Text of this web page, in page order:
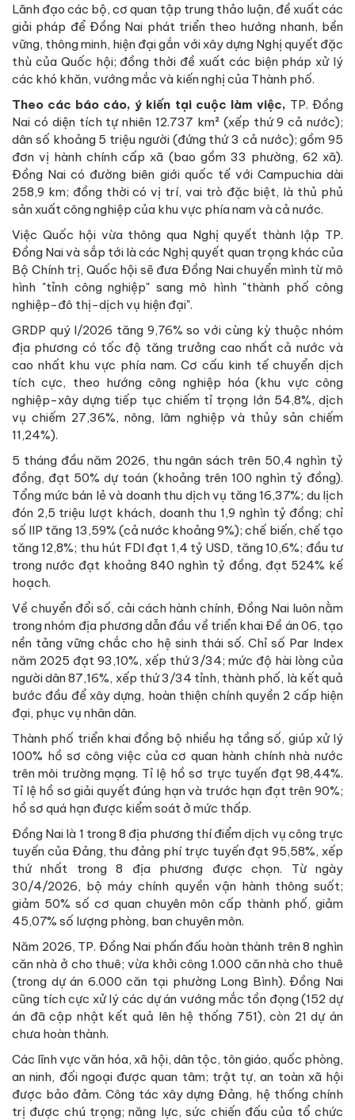
Lãnh đạo các bộ, cơ quan tập trung thảo luận, đề xuất các
giải pháp để Đồng Nai phát triển theo hướng nhanh, bền
vững, thông minh, hiện đại gắn với xây dựng Nghị quyết đặc
thù của Quốc hội; đồng thời đề xuất các biện pháp xử lý
các khó khăn, vướng mắc và kiến nghị của Thành phố.
Theo các báo cáo, ý kiến tại cuộc làm việc, TP. Đồng
Nai có diện tích tự nhiên 12.737 km² (xếp thứ 9 cả nước);
dân số khoảng 5 triệu người (đứng thứ 3 cả nước); gồm 95
đơn vị hành chính cấp xã (bao gồm 33 phường, 62 xã).
Đồng Nai có đường biên giới quốc tế với Campuchia dài
258,9 km; đồng thời có vị trí, vai trò đặc biệt, là thủ phủ
sản xuất công nghiệp của khu vực phía nam và cả nước.
Việc Quốc hội vừa thông qua Nghị quyết thành lập TP.
Đồng Nai và sắp tới là các Nghị quyết quan trọng khác của
Bộ Chính trị, Quốc hội sẽ đưa Đồng Nai chuyển mình từ mô
hình "tỉnh công nghiệp" sang mô hình "thành phố công
nghiệp-đô thị-dịch vụ hiện đại".
GRDP quý I/2026 tăng 9,76% so với cùng kỳ thuộc nhóm
địa phương có tốc độ tăng trưởng cao nhất cả nước và
cao nhất khu vực phía nam. Cơ cấu kinh tế chuyển dịch
tích cực, theo hướng công nghiệp hóa (khu vực công
nghiệp-xây dựng tiếp tục chiếm tỉ trọng lớn 54,8%, dịch
vụ chiếm 27,36%, nông, lâm nghiệp và thủy sản chiếm
11,24%).
5 tháng đầu năm 2026, thu ngân sách trên 50,4 nghìn tỷ
đồng, đạt 50% dự toán (khoảng trên 100 nghìn tỷ đồng).
Tổng mức bán lẻ và doanh thu dịch vụ tăng 16,37%; du lịch
đón 2,5 triệu lượt khách, doanh thu 1,9 nghìn tỷ đồng; chỉ
số IIP tăng 13,59% (cả nước khoảng 9%); chế biến, chế tạo
tăng 12,8%; thu hút FDI đạt 1,4 tỷ USD, tăng 10,6%; đầu tư
trong nước đạt khoảng 840 nghìn tỷ đồng, đạt 524% kế
hoạch.
Về chuyển đổi số, cải cách hành chính, Đồng Nai luôn nằm
trong nhóm địa phương dẫn đầu về triển khai Đề án 06, tạo
nền tảng vững chắc cho hệ sinh thái số. Chỉ số Par Index
năm 2025 đạt 93,10%, xếp thứ 3/34; mức độ hài lòng của
người dân 87,16%, xếp thứ 3/34 tỉnh, thành phố, là kết quả
bước đầu để xây dựng, hoàn thiện chính quyền 2 cấp hiện
đại, phục vụ nhân dân.
Thành phố triển khai đồng bộ nhiều hạ tầng số, giúp xử lý
100% hồ sơ công việc của cơ quan hành chính nhà nước
trên môi trường mạng. Tỉ lệ hồ sơ trực tuyến đạt 98,44%.
Tỉ lệ hồ sơ giải quyết đúng hạn và trước hạn đạt trên 90%;
hồ sơ quá hạn được kiểm soát ở mức thấp.
Đồng Nai là 1 trong 8 địa phương thí điểm dịch vụ công trực
tuyến của Đảng, thu đảng phí trực tuyến đạt 95,58%, xếp
thứ nhất trong 8 địa phương được chọn. Từ ngày
30/4/2026, bộ máy chính quyền vận hành thông suốt;
giảm 50% số cơ quan chuyên môn cấp thành phố, giảm
45,07% số lượng phòng, ban chuyên môn.
Năm 2026, TP. Đồng Nai phấn đấu hoàn thành trên 8 nghìn
căn nhà ở cho thuê; vừa khởi công 1.000 căn nhà cho thuê
(trong dự án 6.000 căn tại phường Long Bình). Đồng Nai
cũng tích cực xử lý các dự án vướng mắc tồn đọng (152 dự
án đã cập nhật kết quả lên hệ thống 751), còn 21 dự án
chưa hoàn thành.
Các lĩnh vực văn hóa, xã hội, dân tộc, tôn giáo, quốc phòng,
an ninh, đối ngoại được quan tâm; trật tự, an toàn xã hội
được bảo đảm. Công tác xây dựng Đảng, hệ thống chính
trị được chú trọng; năng lực, sức chiến đấu của tổ chức